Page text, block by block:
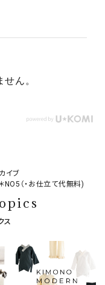
ん。
イブ
NO5（・お仕立て代無料)
ス